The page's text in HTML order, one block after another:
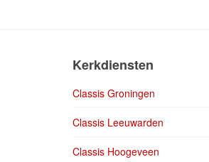
Kerkdiensten
Classis Groningen
Classis Leeuwarden
Classis Hoogeveen